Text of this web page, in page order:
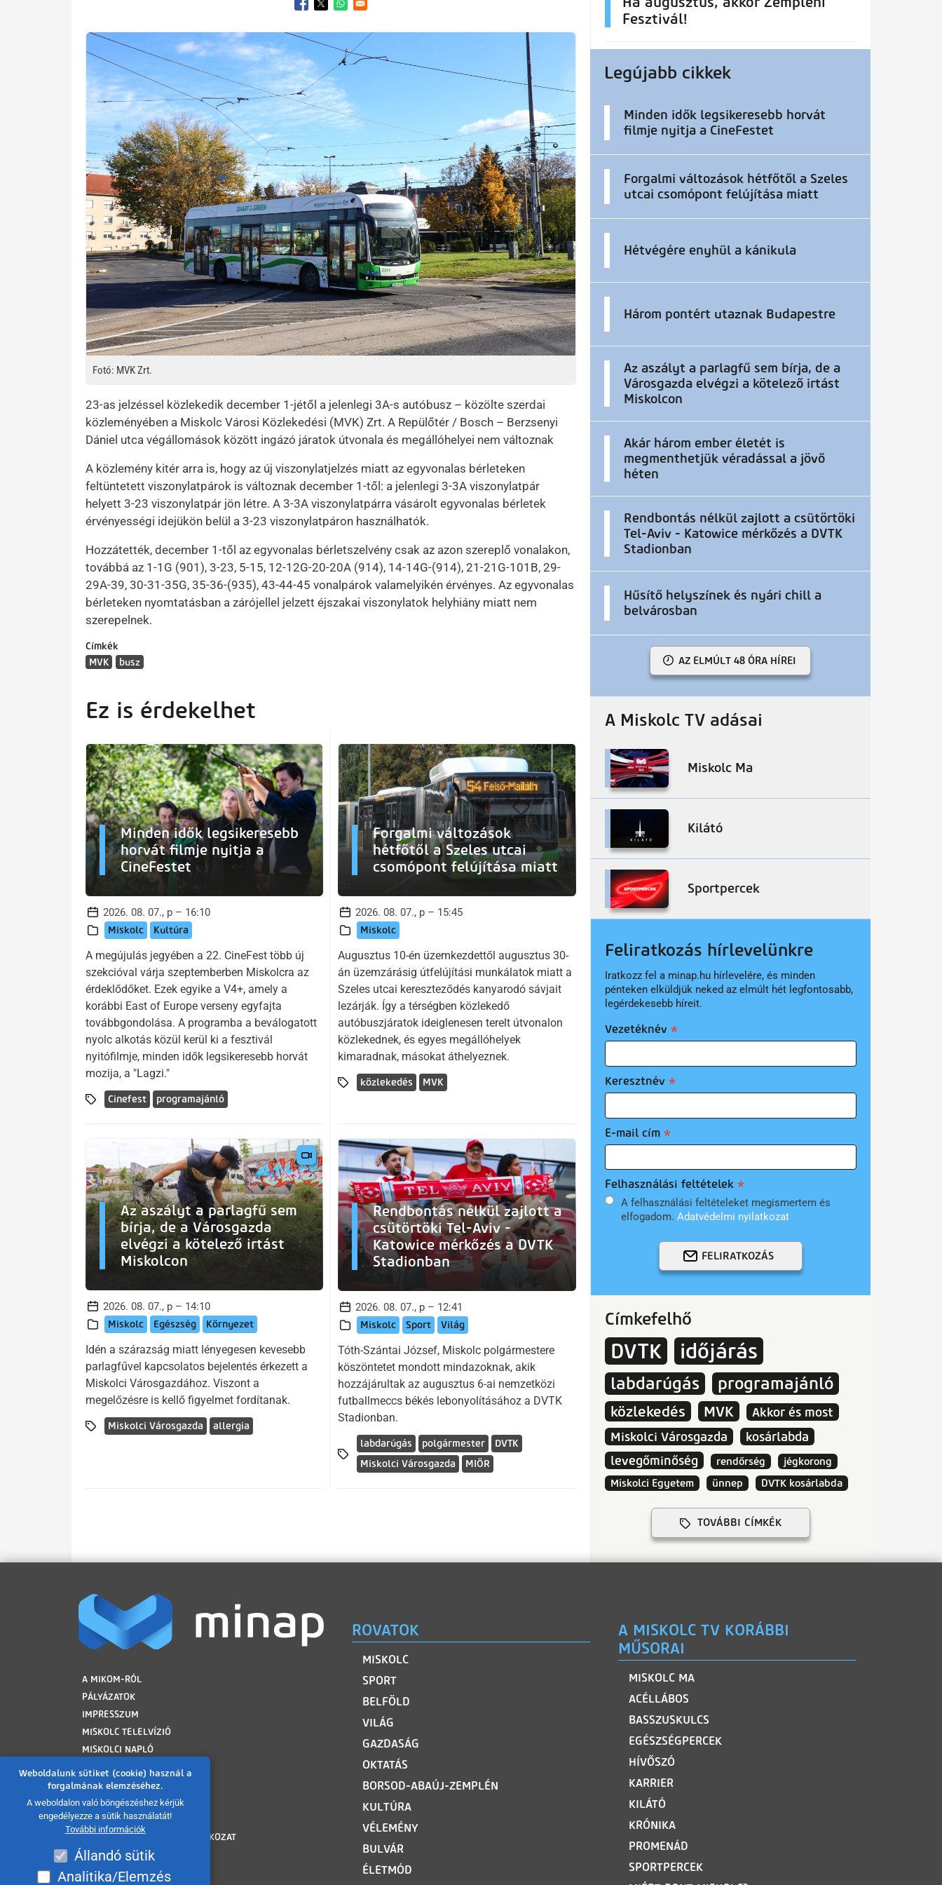
Weboldalunk sütiket (cookie) használ a
forgalmának elemzéséhez.
A weboldalon való böngészéshez kérjük
engedélyezze a sütik használatát!
További információk
Állandó sütik
Analitika/Elemzés
Opens in a new window
Opens in a new window
Opens in a new window
Kép
Fotó: MVK Zrt.
23-as jelzéssel közlekedik december 1-jétől a jelenlegi 3A-s autóbusz – közölte szerdai
közleményében a Miskolc Városi Közlekedési (MVK) Zrt. A Repülőtér / Bosch – Berzsenyi
Dániel utca végállomások között ingázó járatok útvonala és megállóhelyei nem változnak
A közlemény kitér arra is, hogy az új viszonylatjelzés miatt az egyvonalas bérleteken
feltüntetett viszonylatpárok is változnak december 1-től: a jelenlegi 3-3A viszonylatpár
helyett 3-23 viszonylatpár jön létre. A 3-3A viszonylatpárra vásárolt egyvonalas bérletek
érvényességi idejükön belül a 3-23 viszonylatpáron használhatók.
Hozzátették, december 1-től az egyvonalas bérletszelvény csak az azon szereplő vonalakon,
továbbá az 1-1G (901), 3-23, 5-15, 12-12G-20-20A (914), 14-14G-(914), 21-21G-101B, 29-
29A-39, 30-31-35G, 35-36-(935), 43-44-45 vonalpárok valamelyikén érvényes. Az egyvonalas
bérleteken nyomtatásban a zárójellel jelzett éjszakai viszonylatok helyhiány miatt nem
szerepelnek.
Címkék
MVK
busz
Ez is érdekelhet
Minden idők legsikeresebb
horvát filmje nyitja a
CineFestet
2026. 08. 07., p – 16:10
Miskolc Kultúra
A megújulás jegyében a 22. CineFest több új
szekcióval várja szeptemberben Miskolcra az
érdeklődőket. Ezek egyike a V4+, amely a
korábbi East of Europe verseny egyfajta
továbbgondolása. A programba a beválogatott
nyolc alkotás közül kerül ki a fesztivál
nyitófilmje, minden idők legsikeresebb horvát
mozija, a "Lagzi."
Cinefest programajánló
Forgalmi változások
hétfőtől a Szeles utcai
csomópont felújítása miatt
2026. 08. 07., p – 15:45
Miskolc
Augusztus 10-én üzemkezdettől augusztus 30-
án üzemzárásig útfelújítási munkálatok miatt a
Szeles utcai kereszteződés kanyarodó sávjait
lezárják. Így a térségben közlekedő
autóbuszjáratok ideiglenesen terelt útvonalon
közlekednek, és egyes megállóhelyek
kimaradnak, másokat áthelyeznek.
közlekedés MVK
Az aszályt a parlagfű sem
bírja, de a Városgazda
elvégzi a kötelező irtást
Miskolcon
2026. 08. 07., p – 14:10
Miskolc Egészség Környezet
Idén a szárazság miatt lényegesen kevesebb
parlagfűvel kapcsolatos bejelentés érkezett a
Miskolci Városgazdához. Viszont a
megelőzésre is kellő figyelmet fordítanak.
Miskolci Városgazda allergia
Rendbontás nélkül zajlott a
csütörtöki Tel-Aviv -
Katowice mérkőzés a DVTK
Stadionban
2026. 08. 07., p – 12:41
Miskolc Sport Világ
Tóth-Szántai József, Miskolc polgármestere
köszöntetet mondott mindazoknak, akik
hozzájárultak az augusztus 6-ai nemzetközi
futballmeccs békés lebonyolításához a DVTK
Stadionban.
labdarúgás polgármester
DVTK
Miskolci Városgazda
MIÖR
Fesztivál!
Legújabb cikkek
Minden idők legsikeresebb horvát
filmje nyitja a CineFestet
Forgalmi változások hétfőtől a Szeles
utcai csomópont felújítása miatt
Hétvégére enyhül a kánikula
Három pontért utaznak Budapestre
Az aszályt a parlagfű sem bírja, de a
Városgazda elvégzi a kötelező irtást
Miskolcon
Akár három ember életét is
megmenthetjük véradással a jövő
héten
Rendbontás nélkül zajlott a csütörtöki
Tel-Aviv - Katowice mérkőzés a DVTK
Stadionban
Hűsítő helyszínek és nyári chill a
belvárosban
AZ ELMÚLT 48 ÓRA HÍREI
A Miskolc TV adásai
Miskolc Ma
Kilátó
Sportpercek
Feliratkozás hírlevelünkre
Iratkozz fel a minap.hu hírlevelére, és minden
pénteken elküldjük neked az elmúlt hét legfontosabb,
legérdekesebb híreit.
Vezetéknév
Keresztnév
E-mail cím
Felhasználási feltételek
A felhasználási feltételeket megismertem és
elfogadom. Adatvédelmi nyilatkozat
FELIRATKOZÁS
Címkefelhő
DVTK időjárás
labdarúgás programajánló
közlekedés MVK
Akkor és most
Miskolci Városgazda
kosárlabda
levegőminőség
rendőrség
jégkorong
Miskolci Egyetem
ünnep DVTK kosárlabda
TOVÁBBI CÍMKÉK
LÁBLÉC
A MIKOM-RÓL
PÁLYÁZATOK
IMPRESSZUM
MISKOLC TELELVÍZIÓ
MISKOLCI NAPLÓ
FELHASZNÁLÁSI FELTÉTELEK
ADATVÉDELMI TÁJÉKOZTATÓ
SÜTI TÁJÉKOZTATÓ
AKADÁLYMENTESÍTÉSI NYILATKOZAT
KÖZÉRDEKŰ ADATOK
KÖZADATKERESŐ
ROVATOK
MISKOLC
SPORT
BELFÖLD
VILÁG
GAZDASÁG
OKTATÁS
BORSOD-ABAÚJ-ZEMPLÉN
KULTÚRA
VÉLEMÉNY
BULVÁR
ÉLETMÓD
A MISKOLC TV KORÁBBI
MŰSORAI
MISKOLC MA
ACÉLLÁBOS
BASSZUSKULCS
EGÉSZSÉGPERCEK
HÍVŐSZÓ
KARRIER
KILÁTÓ
KRÓNIKA
PROMENÁD
SPORTPERCEK